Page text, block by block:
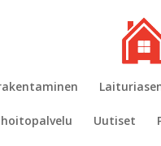
Uutiset